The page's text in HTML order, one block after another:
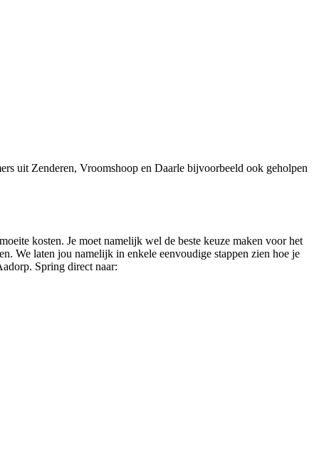
uit Zenderen, Vroomshoop en Daarle bijvoorbeeld ook geholpen
kosten. Je moet namelijk wel de beste keuze maken voor het
We laten jou namelijk in enkele eenvoudige stappen zien hoe je
Spring direct naar: